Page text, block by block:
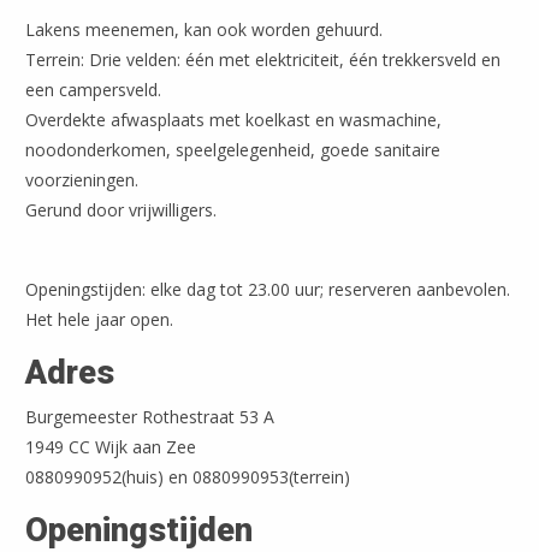
Lakens meenemen, kan ook worden gehuurd.
Terrein: Drie velden: één met elektriciteit, één trekkersveld en
een campersveld.
Overdekte afwasplaats met koelkast en wasmachine,
noodonderkomen, speelgelegenheid, goede sanitaire
voorzieningen.
Gerund door vrijwilligers.
Openingstijden: elke dag tot 23.00 uur; reserveren aanbevolen.
Het hele jaar open.
Adres
Burgemeester Rothestraat 53 A
1949 CC Wijk aan Zee
0880990952(huis) en 0880990953(terrein)
Openingstijden
Leaflet| ©OpenStreetMap